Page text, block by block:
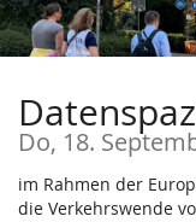
Zum
Haupt-
Do, 18.
im Rahmen der
die Verkehrswende